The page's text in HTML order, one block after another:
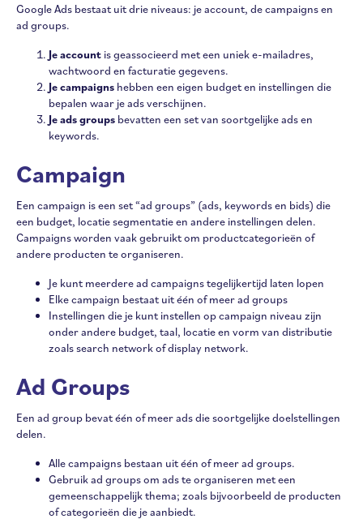
Google Ads bestaat uit drie niveaus: je account, de campaigns en
ad groups.
Je account is geassocieerd met een uniek e-mailadres,
wachtwoord en facturatie gegevens.
Je campaigns hebben een eigen budget en instellingen die
bepalen waar je ads verschijnen.
Je ads groups bevatten een set van soortgelijke ads en
keywords.
Campaign
Een campaign is een set “ad groups” (ads, keywords en bids) die
een budget, locatie segmentatie en andere instellingen delen.
Campaigns worden vaak gebruikt om productcategorieën of
andere producten te organiseren.
Je kunt meerdere ad campaigns tegelijkertijd laten lopen
Elke campaign bestaat uit één of meer ad groups
Instellingen die je kunt instellen op campaign niveau zijn
onder andere budget, taal, locatie en vorm van distributie
zoals search network of display network.
Ad Groups
Een ad group bevat één of meer ads die soortgelijke doelstellingen
delen.
Alle campaigns bestaan uit één of meer ad groups.
Gebruik ad groups om ads te organiseren met een
gemeenschappelijk thema; zoals bijvoorbeeld de producten
of categorieën die je aanbiedt.